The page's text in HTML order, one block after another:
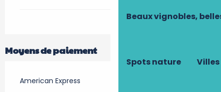
Beaux vignobles,
Spots nature
Moyens de paiement
American Express